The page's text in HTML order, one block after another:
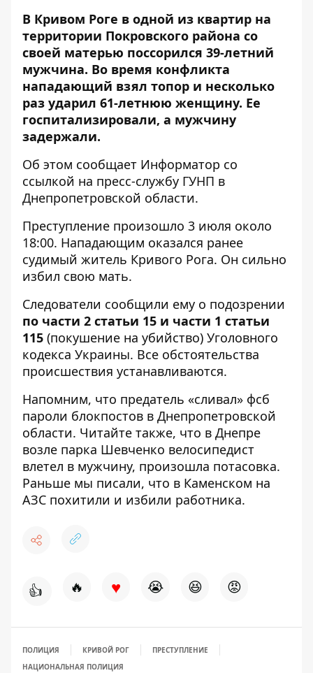
В Кривом Роге в одной из квартир на
территории Покровского района со
своей матерью поссорился 39-летний
мужчина. Во время конфликта
нападающий взял топор и несколько
раз ударил 61-летнюю женщину. Ее
госпитализировали, а мужчину
задержали.
Об этом сообщает Информатор со
ссылкой на пресс-службу ГУНП в
Днепропетровской области.
Преступление произошло 3 июля около
18:00. Нападающим оказался ранее
судимый житель Кривого Рога. Он сильно
избил свою мать.
Следователи сообщили ему о подозрении
по части 2 статьи 15 и части 1 статьи
115 (покушение на убийство) Уголовного
кодекса Украины. Все обстоятельства
происшествия устанавливаются.
Напомним, что предатель «сливал» фсб
пароли блокпостов в Днепропетровской
области. Читайте также, что в Днепре
возле парка Шевченко велосипедист
влетел в мужчину, произошла потасовка.
Раньше мы писали, что в Каменском на
АЗС похитили и избили работника.
👍 🔥 ♥ 😭 😆 😡
ПОЛИЦИЯ КРИВОЙ РОГ
ПРЕСТУПЛЕНИЕ
НАЦИОНАЛЬНАЯ ПОЛИЦИЯ